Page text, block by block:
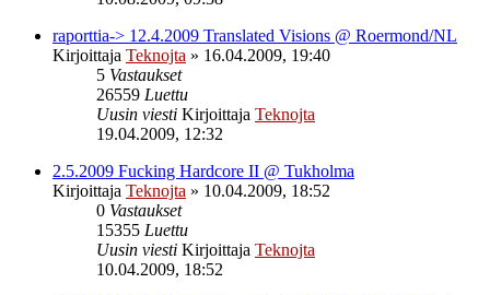
raporttia-> 12.4.2009 Translated Visions @ Roermond/NL
Kirjoittaja Teknojta » 16.04.2009, 19:40
5 Vastaukset
26559 Luettu
Uusin viesti Kirjoittaja Teknojta
19.04.2009, 12:32
2.5.2009 Fucking Hardcore II @ Tukholma
Kirjoittaja Teknojta » 10.04.2009, 18:52
0 Vastaukset
15355 Luettu
Uusin viesti Kirjoittaja Teknojta
10.04.2009, 18:52